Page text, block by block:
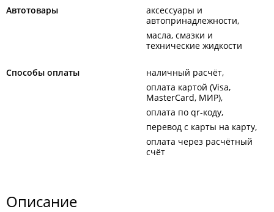
Автотовары
аксессуары и
автопринадлежности
масла, смазки и
технические жидкости
Способы оплаты
наличный расчёт
оплата картой (Visa,
MasterCard, МИР)
оплата по qr-коду
перевод с карты на карту
оплата через расчётный
счёт
Описание